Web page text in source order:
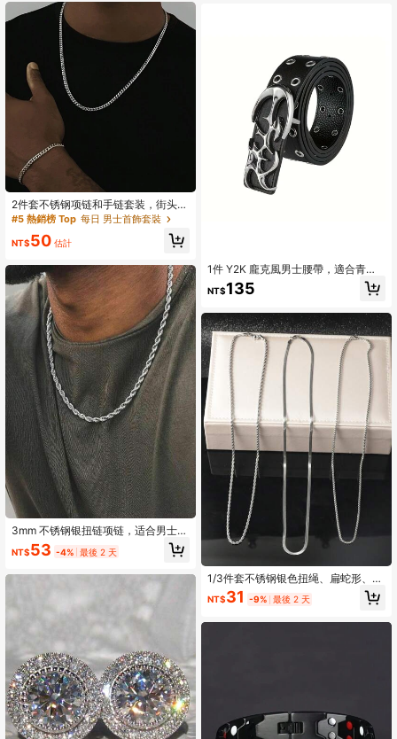
的绝佳礼物。
2件套不锈钢项链和手链套装，街头嘻
哈朋克时尚饰品，男士礼物，圣诞
节、新年、情人节
#5 熱銷榜 Top 每日 男士首飾套裝
NT$50 估計
3mm 不锈钢银扭链项链，适合男士和
女士，银色和金色链条，18/20/22/2
4 英寸，圣诞节、新年、节日、生日
NT$53 -4% 最後 2 天
1件 Y2K 龐克風男士腰帶，適合青少
年夏季休閒戶外運動、度假旅行、畢
業禮物、生日穿搭配件或日常穿著
NT$135
1/3件套不锈钢银色扭绳、扁蛇形、方
珠项链套装，简约时尚男女通用项
链，低过敏性多层颈链，适合日常、
NT$31 -9% 最後 2 天